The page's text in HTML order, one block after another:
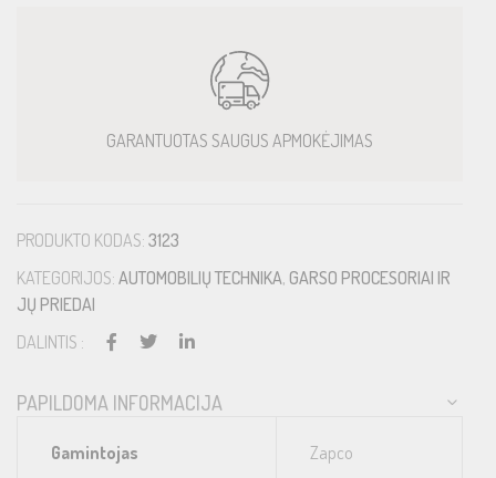
GARANTUOTAS SAUGUS APMOKĖJIMAS
PRODUKTO KODAS: 3123
KATEGORIJOS: AUTOMOBILIŲ TECHNIKA, GARSO PROCESORIAI IR
JŲ PRIEDAI
DALINTIS :
PAPILDOMA INFORMACIJA
Gamintojas Zapco